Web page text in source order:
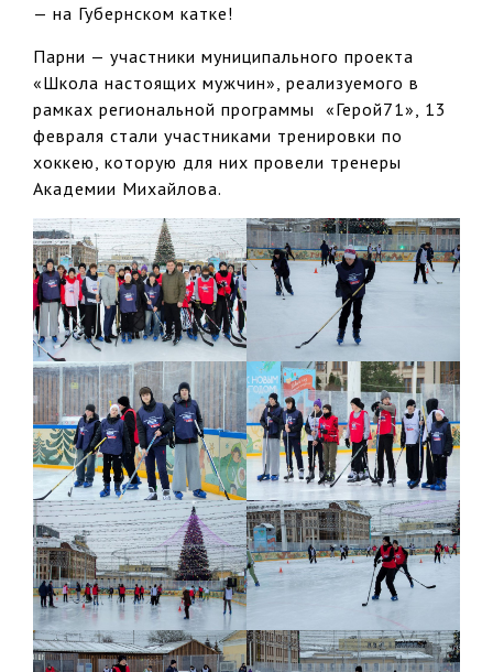
— на Губернском катке!
Парни — участники муниципального проекта
«Школа настоящих мужчин», реализуемого в
рамках региональной программы «Герой71», 13
февраля стали участниками тренировки по
хоккею, которую для них провели тренеры
Академии Михайлова.